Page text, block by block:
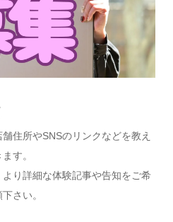
住所やSNSのリンクなどを教え
す。
り詳細な体験記事や告知をご希
さい。